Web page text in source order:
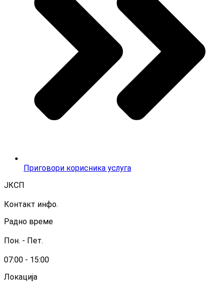
Приговори корисника услуга
ЈКСП
Контакт инфо.
Радно време
Пон. - Пет.
07:00 - 15:00
Локација